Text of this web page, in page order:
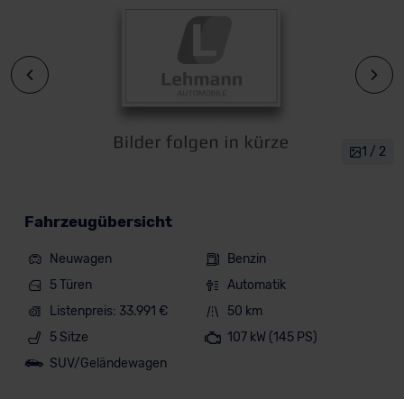
1 / 2
Fahrzeugübersicht
Neuwagen
Benzin
5 Türen
Automatik
Listenpreis: 33.991 €
50 km
5 Sitze
107 kW (145 PS)
SUV/Geländewagen